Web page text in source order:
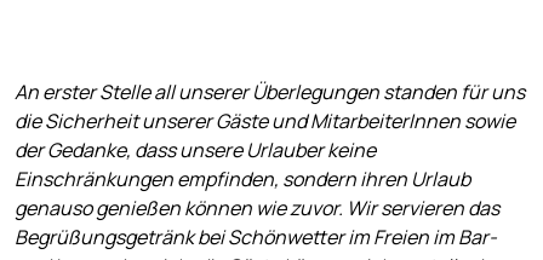
An erster Stelle all unserer Überlegungen standen für uns
die Sicherheit unserer Gäste und MitarbeiterInnen sowie
der Gedanke, dass unsere Urlauber keine
Einschränkungen empfinden, sondern ihren Urlaub
genauso genießen können wie zuvor. Wir servieren das
Begrüßungsgetränk bei Schönwetter im Freien im Bar-